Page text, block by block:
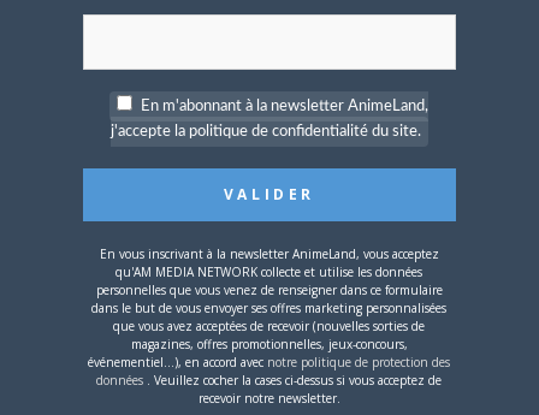
maisde grâce!ne tombons pas dans le
abandonnant les discussions animées!
maestria éviter de rompre cet équilibre, il
faut que ça dure!
CONNECTEZ-VOUS POUR RÉPONDRE
{POST_SNAPBACK}>
Ben justement, tu dis rien.
C'est con hein, mais j'ai pas acheté tout ce
que j'ai maté, loin s'en faut. Et en général
j'achète d'occasion.
Encore plus con, si les anime en question
En m'abonnant à la newsletter AnimeLand,
j'accepte la politique de confidentialité du site.
En vous inscrivant à la newsletter AnimeLand, vous acceptez
qu'AM MEDIA NETWORK collecte et utilise les données
personnelles que vous venez de renseigner dans ce formulaire
dans le but de vous envoyer ses offres marketing personnalisées
que vous avez acceptées de recevoir (nouvelles sorties de
magazines, offres promotionnelles, jeux-concours,
événementiel...), en accord avec notre politique de protection des
données . Veuillez cocher la cases ci-dessus si vous acceptez de
recevoir notre newsletter.